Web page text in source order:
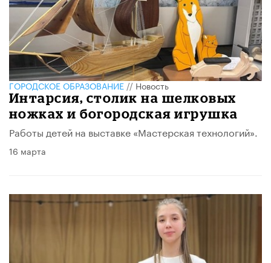
ГОРОДСКОЕ ОБРАЗОВАНИЕ//Новость
Интарсия, столик на шелковых
ножках и богородская игрушка
Работы детей на выставке «Мастерская технологий».
16 марта